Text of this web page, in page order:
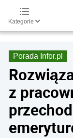
Kategorie
Porada Infor.pl
z